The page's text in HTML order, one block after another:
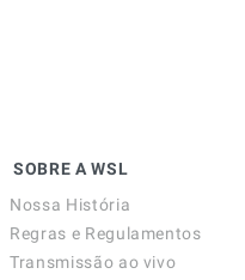
SOBRE A WSL
Nossa História
Regras e Regulamentos
Transmissão ao vivo